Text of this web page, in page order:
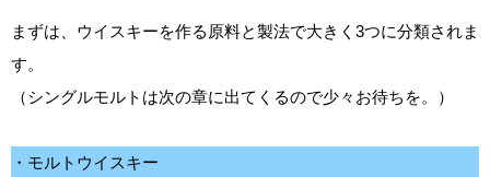
まずは、ウイスキーを作る原料と製法で大きく3つに分類されま
す。
（シングルモルトは次の章に出てくるので少々お待ちを。）
・モルトウイスキー